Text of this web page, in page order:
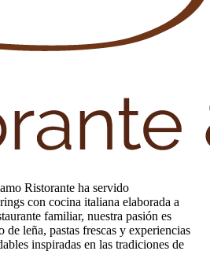
Ristorante ha servido
con cocina italiana elaborada a
familiar, nuestra pasión es
de leña, pastas frescas y experiencias
inspiradas en las tradiciones de